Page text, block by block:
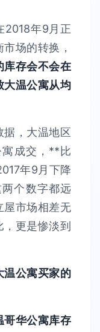
2018年9月正
场的转换，
库存会不会在
大温公寓从均
据，大温地区
成交，**比
年9月下降
个数字都远
屋市场相差无
更是惨淡到
温公寓买家的
哥华公寓库存